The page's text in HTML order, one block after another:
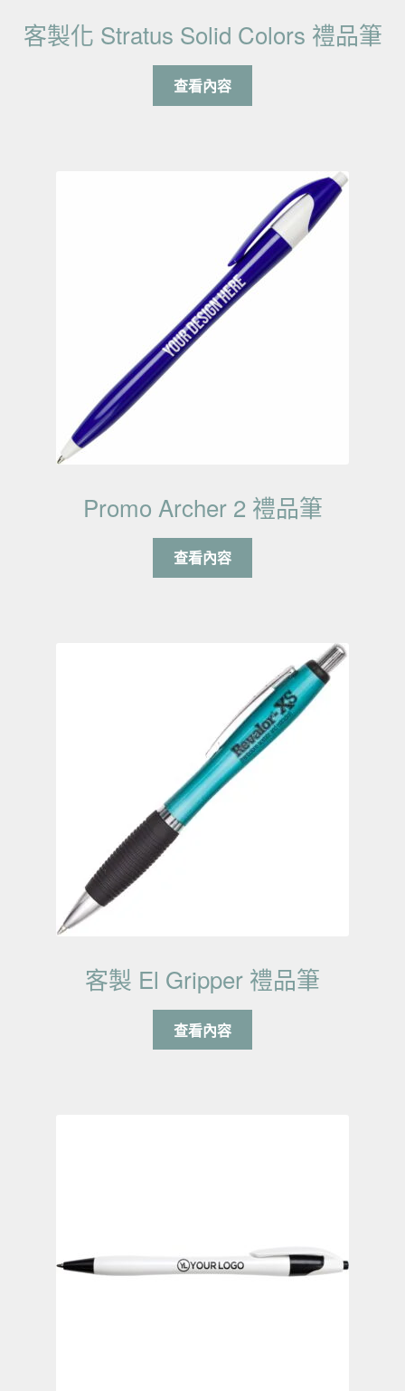
客製化 Stratus Solid Colors 禮品筆
查看內容
Promo Archer 2 禮品筆
查看內容
客製 El Gripper 禮品筆
查看內容